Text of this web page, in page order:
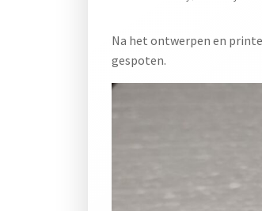
Na het ontwerpen en
gespoten.